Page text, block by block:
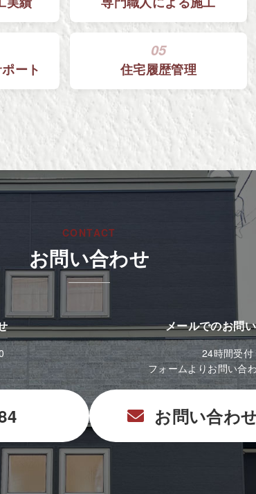
ート
05
住宅履歴管理
CONTACT
お問い合わせ
メールでのお問
24時間受付
フォームよりお問い合
お問い合わ